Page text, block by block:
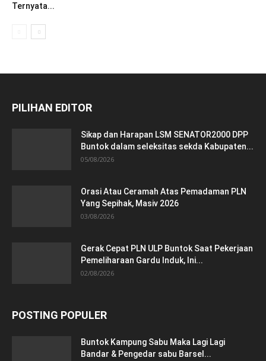
Ternyata...
PILIHAN EDITOR
Sikap dan Harapan LSM SENATOR2000 DPP
Buntok dalam seleksitas sekda Kabupaten...
05/08/2026
Orasi Atau Ceramah Atas Pemadaman PLN
Yang Sepihak, Masiv 2026
03/08/2026
Gerak Cepat PLN ULP Buntok Saat Pekerjaan
Pemeliharaan Gardu Induk, Ini...
02/08/2026
POSTING POPULER
Buntok Kampung Sabu Maka Lagi Lagi
Bandar & Pengedar sabu Barsel...